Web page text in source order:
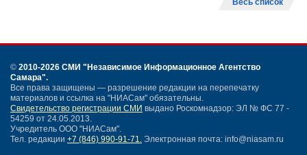
Весь список
© 2010-2026 СМИ "Независимое Информационное Агентство
Самара".
Все права защищены — разрешение редакции на перепечатку
материалов и ссылка на "НИАСам" обязательны.
Свидетельство регистрации СМИ выдано Роскомнадзор: ЭЛ № ФС 77 -
54259 от 24.05.2013.
Учредитель ООО "НИАСам".
Тел. редакции +7 (846) 990-91-71. Электронная почта: info@niasam.ru